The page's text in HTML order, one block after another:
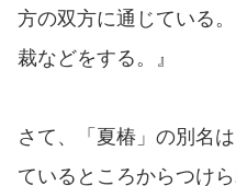
方の双方に通じている
裁などをする。』
さて、「夏椿」の別名
ているところからつけ